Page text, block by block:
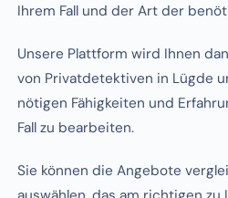
Ihrem Fall und der Art der
Unsere Plattform wird Ihnen
von Privatdetektiven in Lügde
nötigen Fähigkeiten und
Fall zu bearbeiten.
Sie können die Angebote